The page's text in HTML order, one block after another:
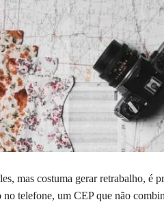
mas costuma gerar retrabalho, é
telefone, um CEP que não